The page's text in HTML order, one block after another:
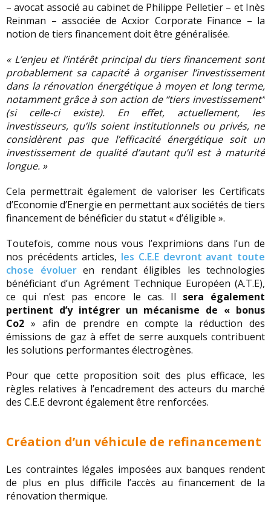
– avocat associé au cabinet de Philippe Pelletier – et Inès
Reinman – associée de Acxior Corporate Finance – la
notion de tiers financement doit être généralisée.
« L’enjeu et l’intérêt principal du tiers financement sont
probablement sa capacité à organiser l’investissement
dans la rénovation énergétique à moyen et long terme,
notamment grâce à son action de “tiers investissement”
(si celle-ci existe). En effet, actuellement, les
investisseurs, qu’ils soient institutionnels ou privés, ne
considèrent pas que l’efficacité énergétique soit un
investissement de qualité d’autant qu’il est à maturité
longue. »
Cela permettrait également de valoriser les Certificats
d’Economie d’Energie en permettant aux sociétés de tiers
financement de bénéficier du statut « d’éligible ».
Toutefois, comme nous vous l’exprimions dans l’un de
nos précédents articles, les C.E.E devront avant toute
chose évolueren rendant éligibles les technologies
bénéficiant d’un Agrément Technique Européen (A.T.E),
ce qui n’est pas encore le cas. Il sera également
pertinent d’y intégrer un mécanisme de « bonus
Co2 » afin de prendre en compte la réduction des
émissions de gaz à effet de serre auxquels contribuent
les solutions performantes électrogènes.
Pour que cette proposition soit des plus efficace, les
règles relatives à l’encadrement des acteurs du marché
des C.E.E devront également être renforcées.
Création d’un véhicule de refinancement
Les contraintes légales imposées aux banques rendent
de plus en plus difficile l’accès au financement de la
rénovation thermique.